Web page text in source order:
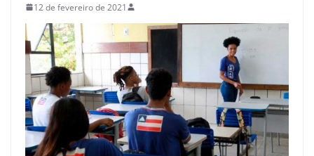
12 de fevereiro de 2021